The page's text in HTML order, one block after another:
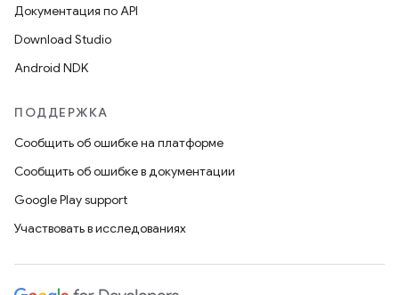
Документация по API
Download Studio
Android NDK
ПОДДЕРЖКА
Сообщить об ошибке на платформе
Сообщить об ошибке в документации
Google Play support
Участвовать в исследованиях